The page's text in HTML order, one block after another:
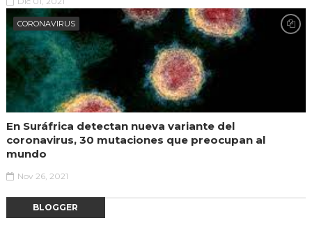
CORONAVIRUS
En Suráfrica detectan nueva variante del
coronavirus, 30 mutaciones que preocupan al
mundo
Nov 26, 2021
BLOGGER